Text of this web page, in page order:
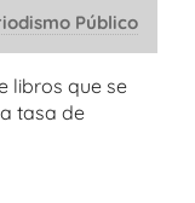
Público
libros que se
tasa de